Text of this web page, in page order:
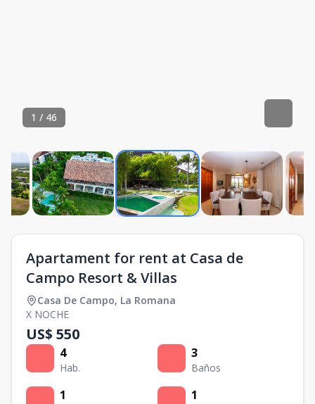
1 / 46
Apartament for rent at Casa de
Campo Resort & Villas
Casa De Campo, La Romana
X NOCHE
US$ 550
4
Hab.
3
Baños
1 1